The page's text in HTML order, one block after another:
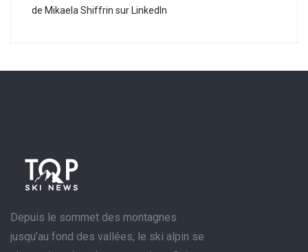
de Mikaela Shiffrin sur LinkedIn
Depuis le sommet des montagnes
jusqu’au fond des vallées, le ski alpin se